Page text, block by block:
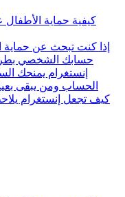
كيفية حماية
إذا كنت تبحث عن حماية
حسابك الشخصي
إنستغرام يمنحك
الحساب ومن يبقى
كيف تجعل إنستغرام